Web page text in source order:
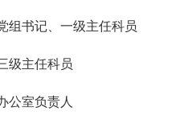
书记、一级主任科员
主任科员
室负责人